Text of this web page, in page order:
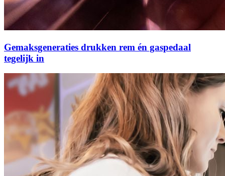
Gemaksgeneraties drukken rem én gaspedaal
tegelijk in